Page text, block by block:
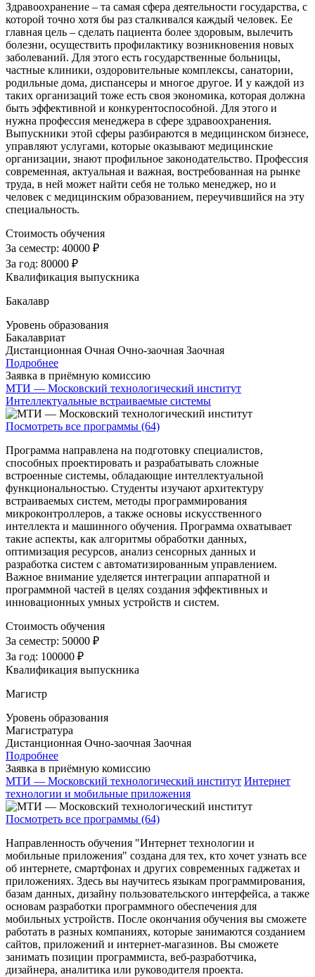
Здравоохранение – та самая сфера деятельности государства, с
которой точно хотя бы раз сталкивался каждый человек. Ее
главная цель – сделать пациента более здоровым, вылечить
болезни, осуществить профилактику возникновения новых
заболеваний. Для этого есть государственные больницы,
частные клиники, оздоровительные комплексы, санатории,
родильные дома, диспансеры и многое другое. И у каждой из
таких организаций тоже есть своя экономика, которая должна
быть эффективной и конкурентоспособной. Для этого и
нужна профессия менеджера в сфере здравоохранения.
Выпускники этой сферы разбираются в медицинском бизнесе,
управляют услугами, которые оказывают медицинские
организации, знают профильное законодательство. Профессия
современная, актуальная и важная, востребованная на рынке
труда, в ней может найти себя не только менеджер, но и
человек с медицинским образованием, переучившийся на эту
специальность.
Стоимость обучения
За семестр: 40000 ₽
За год: 80000 ₽
Квалификация выпускника
Бакалавр
Уровень образования
Бакалавриат
Дистанционная Очная Очно-заочная Заочная
Подробнее
Заявка в приёмную комиссию
МТИ — Московский технологический институт
Интеллектуальные встраиваемые системы
Посмотреть все программы (64)
Программа направлена на подготовку специалистов,
способных проектировать и разрабатывать сложные
встроенные системы, обладающие интеллектуальной
функциональностью. Студенты изучают архитектуру
встраиваемых систем, методы программирования
микроконтроллеров, а также основы искусственного
интеллекта и машинного обучения. Программа охватывает
такие аспекты, как алгоритмы обработки данных,
оптимизация ресурсов, анализ сенсорных данных и
разработка систем с автоматизированным управлением.
Важное внимание уделяется интеграции аппаратной и
программной частей в целях создания эффективных и
инновационных умных устройств и систем.
Стоимость обучения
За семестр: 50000 ₽
За год: 100000 ₽
Квалификация выпускника
Магистр
Уровень образования
Магистратура
Дистанционная Очно-заочная Заочная
Подробнее
Заявка в приёмную комиссию
МТИ — Московский технологический институт Интернет
технологии и мобильные приложения
Посмотреть все программы (64)
Направленность обучения "Интернет технологии и
мобильные приложения" создана для тех, кто хочет узнать все
об интернете, смартфонах и других современных гаджетах и
приложениях. Здесь вы научитесь языкам программирования,
базам данных, дизайну пользовательского интерфейса, а также
основам разработки программного обеспечения для
мобильных устройств. После окончания обучения вы сможете
работать в разных компаниях, которые занимаются созданием
сайтов, приложений и интернет-магазинов. Вы сможете
занимать позиции программиста, веб-разработчика,
дизайнера, аналитика или руководителя проекта.